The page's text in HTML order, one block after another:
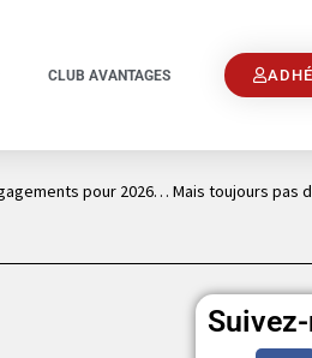
CLUB AVANTAGES
pour 2026… Mais toujours pas